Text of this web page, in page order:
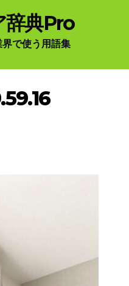
辞典Pro
で使う用語集